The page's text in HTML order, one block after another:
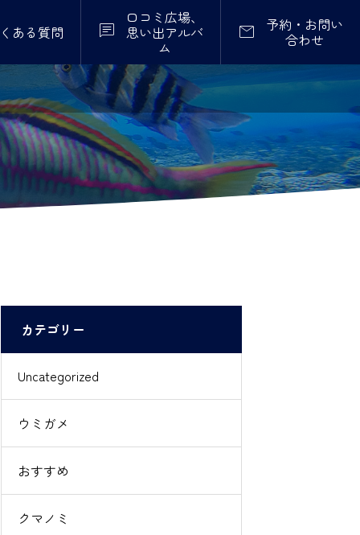
ある質問 
口コミ広場、
思い出アルバ
ム
 予約・お問い
合わせ
カテゴリー
Uncategorized
ウミガメ
おすすめ
クマノミ